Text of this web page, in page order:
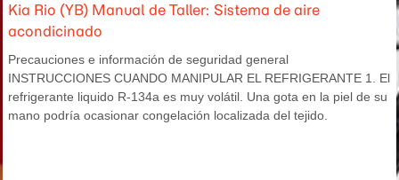
Kia Rio (YB) Manual de Taller: Sistema de aire
acondicinado
Precauciones e información de seguridad general
INSTRUCCIONES CUANDO MANIPULAR EL REFRIGERANTE 1. El
refrigerante liquido R-134a es muy volátil. Una gota en la piel de su
mano podría ocasionar congelación localizada del tejido.